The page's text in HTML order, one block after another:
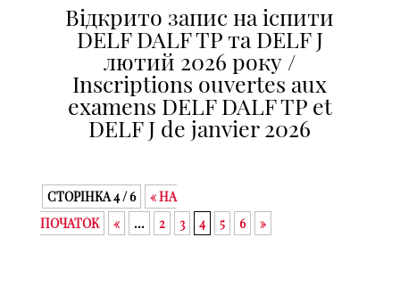
Відкрито запис на іспити
DELF DALF TP та DELF J
лютий 2026 року /
Inscriptions ouvertes aux
examens DELF DALF TP et
DELF J de janvier 2026
СТОРІНКА 4 / 6
« НА
ПОЧАТОК
« ... 2 3 4 5 6 »